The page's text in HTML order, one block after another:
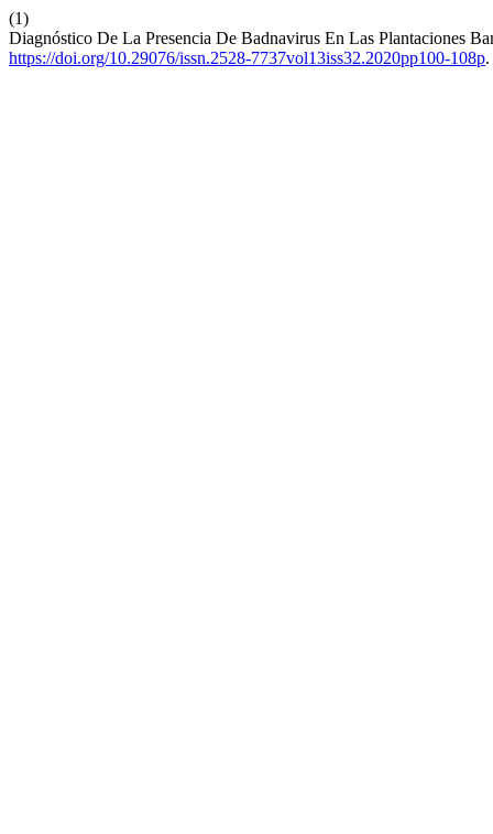
(1)
Diagnóstico De La Presencia De Badnavirus En Las Plantaciones
https://doi.org/10.29076/issn.2528-7737vol13iss32.2020pp100-108p.